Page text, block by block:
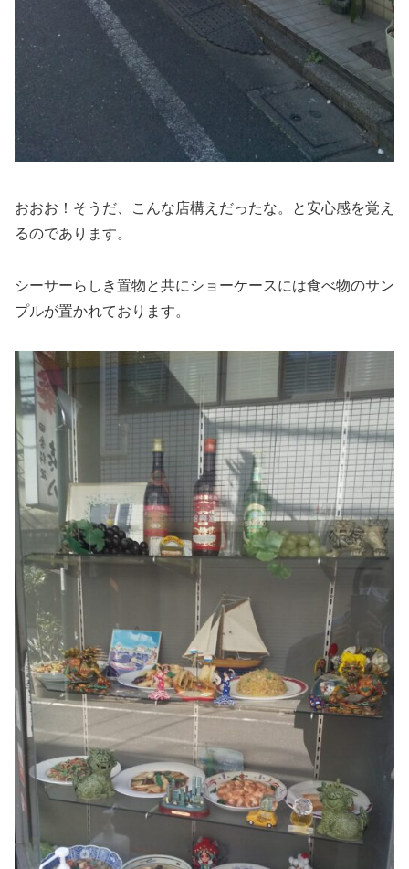
おおお！そうだ、こんな店構えだったな。と安心感を覚え
るのであります。
シーサーらしき置物と共にショーケースには食べ物のサン
プルが置かれております。